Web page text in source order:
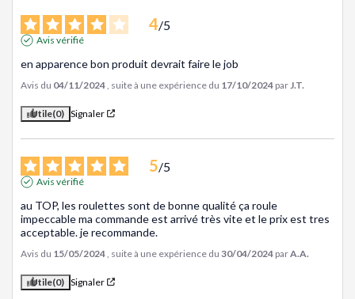
4/5
Avis vérifié
en apparence bon produit devrait faire le job
Avis du 04/11/2024 , suite à une expérience du 17/10/2024 par J.T.
Utile(0) Signaler
5/5
Avis vérifié
au TOP, les roulettes sont de bonne qualité ça roule
impeccable ma commande est arrivé très vite et le prix est tres
acceptable. je recommande.
Avis du 15/05/2024 , suite à une expérience du 30/04/2024 parA.A.
Utile(0) Signaler